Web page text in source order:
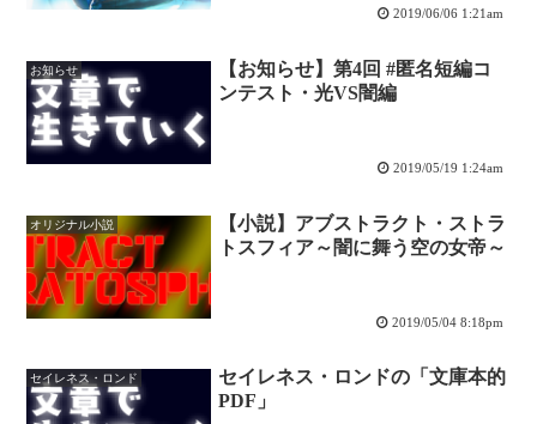
2019/06/06 1:21am
お知らせ
【お知らせ】第4回 #匿名短編コ
ンテスト・光VS闇編
2019/05/19 1:24am
オリジナル小説
【小説】アブストラクト・ストラ
トスフィア～闇に舞う空の女帝～
2019/05/04 8:18pm
セイレネス・ロンド
セイレネス・ロンドの「文庫本的
PDF」